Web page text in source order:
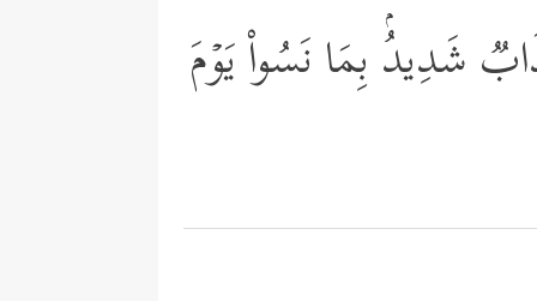
شَدِیدُۢ بِمَا نَسُواْ یَوۡمَ